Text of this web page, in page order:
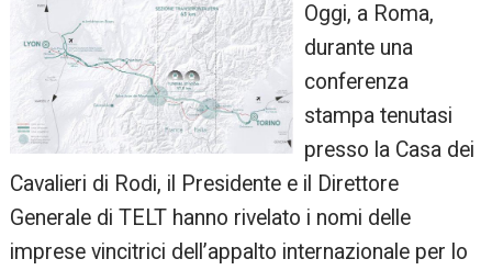
Oggi, a Roma,
durante una
conferenza
stampa tenutasi
presso la Casa dei
Cavalieri di Rodi, il Presidente e il Direttore
Generale di TELT hanno rivelato i nomi delle
imprese vincitrici dell’appalto internazionale per lo